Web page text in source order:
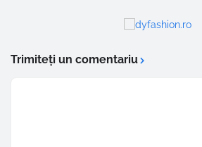
Trimiteți un comentariu